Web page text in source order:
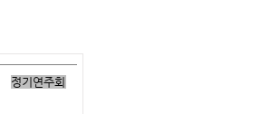
정기연주회